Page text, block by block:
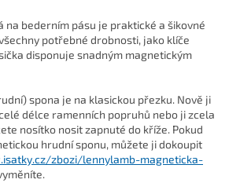
na bederním pásu je praktické a šikovné
potřebné drobnosti, jako klíče
disponuje snadným magnetickým
spona je na klasickou přezku. Nově ji
délce ramenních popruhů nebo ji zcela
nosítko nosit zapnuté do kříže. Pokud
hrudní sponu, můžete ji dokoupit
zbozi/lennylamb-magneticka-